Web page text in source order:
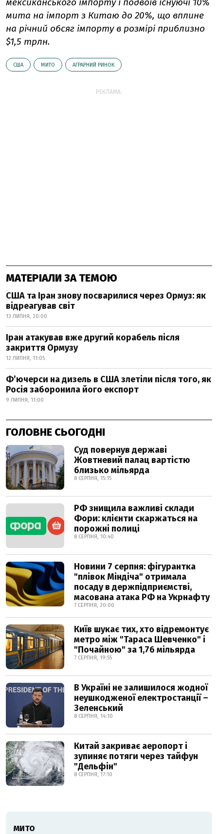
мексиканського імпорту і подвоїв існуючі 10%
мита на імпорт з Китаю до 20%, що вплине
на річний обсяг імпорту в розмірі приблизно
$1,5 трлн.
США МИТО АГРАРНИЙ РИНОК
РЕКЛАМА:
МАТЕРІАЛИ ЗА ТЕМОЮ
США та Іран знову посварилися через Ормуз: як
відреагував світ
13 ЛИПНЯ, 20:00
Іран атакував вже другий корабель після
закриття Ормузу
12 ЛИПНЯ, 11:05
Фʼючерси на дизель в США злетіли після того, як
Росія заборонила його експорт
9 ЛИПНЯ, 11:00
ГОЛОВНЕ СЬОГОДНІ
Суд повернув державі
Жовтневий палац вартістю
близько мільярда
8 СЕРПНЯ, 15:15
РФ знищила важливі склади
Фори: клієнти скаржаться на
порожні полиці
8 СЕРПНЯ, 10:40
Новини 7 серпня: фігурантка
"плівок Міндіча" отримала
посаду в держпідприємстві,
масована атака РФ на Укрнафту
7 СЕРПНЯ, 20:00
Київ шукає тих, хто відремонтує
метро між "Тараса Шевченко" і
"Почайною" за 1,76 мільярда
7 СЕРПНЯ, 19:55
В Україні не залишилося жодної
неушкодженої електростанції –
Зеленський
8 СЕРПНЯ, 14:10
Китай закриває аеропорт і
зупиняє потяги через тайфун
"Дельфін"
8 СЕРПНЯ, 17:10
МИТО